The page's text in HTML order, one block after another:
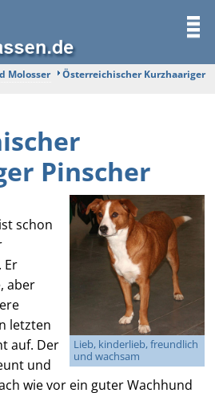
Molosser
Österreichischer Kurzhaariger
Pinscher
Lieb, kinderlieb, freundlich
und wachsam
schon
Er
aber
letzten
auf. Der
und
wie vor ein guter Wachhund